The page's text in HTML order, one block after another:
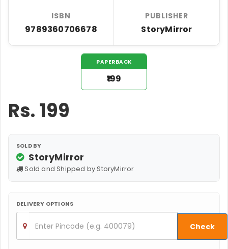
ISBN
9789360706678
PUBLISHER
StoryMirror
PAPERBACK
₹199
Rs.199
SOLD BY
StoryMirror
Sold and Shipped by StoryMirror
DELIVERY OPTIONS
Check